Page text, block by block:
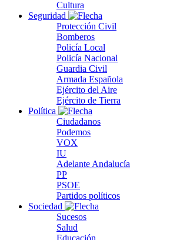
Cultura
Seguridad
Protección Civil
Bomberos
Policía Local
Policía Nacional
Guardia Civil
Armada Española
Ejército del Aire
Ejército de Tierra
Política
Ciudadanos
Podemos
VOX
IU
Adelante Andalucía
PP
PSOE
Partidos políticos
Sociedad
Sucesos
Salud